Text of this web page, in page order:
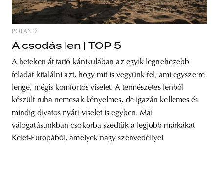
branding
POLAND
A csodás len | TOP 5
A heteken át tartó kánikulában az egyik legnehezebb
feladat kitalálni azt, hogy mit is vegyünk fel, ami egyszerre
lenge, mégis komfortos viselet. A természetes lenből
készült ruha nemcsak kényelmes, de igazán kellemes és
mindig divatos nyári viselet is egyben. Mai
válogatásunkban csokorba szedtük a legjobb márkákat
Kelet-Európából, amelyek nagy szenvedéllyel